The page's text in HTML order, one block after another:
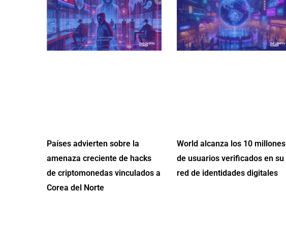
Países advierten sobre la
amenaza creciente de hacks
de criptomonedas vinculados a
Corea del Norte
World alcanza los 10 millones
de usuarios verificados en su
red de identidades digitales